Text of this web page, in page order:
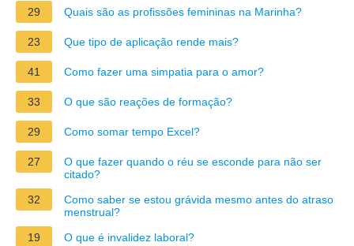
29 Quais são as profissões femininas na Marinha?
23 Que tipo de aplicação rende mais?
41 Como fazer uma simpatia para o amor?
33 O que são reações de formação?
29 Como somar tempo Excel?
27
O que fazer quando o réu se esconde para não ser
citado?
32
Como saber se estou grávida mesmo antes do atraso
menstrual?
19
O que é invalidez laboral?